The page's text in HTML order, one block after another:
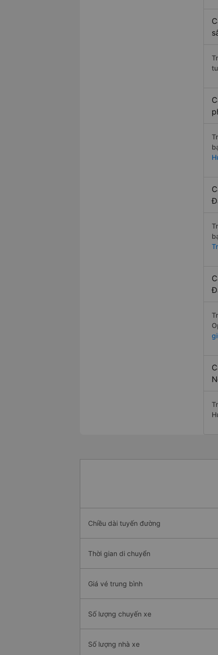
Chiều dài tuyến đường
Thời gian di chuyển
Giá vé trung bình
Số lượng chuyến xe
Số lượng nhà xe